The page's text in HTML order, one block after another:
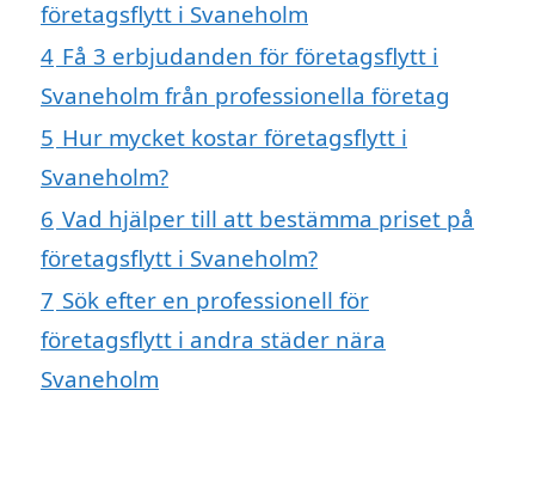
företagsflytt i Svaneholm
4 Få 3 erbjudanden för företagsflytt i
Svaneholm från professionella företag
5 Hur mycket kostar företagsflytt i
Svaneholm?
6 Vad hjälper till att bestämma priset på
företagsflytt i Svaneholm?
7 Sök efter en professionell för
företagsflytt i andra städer nära
Svaneholm